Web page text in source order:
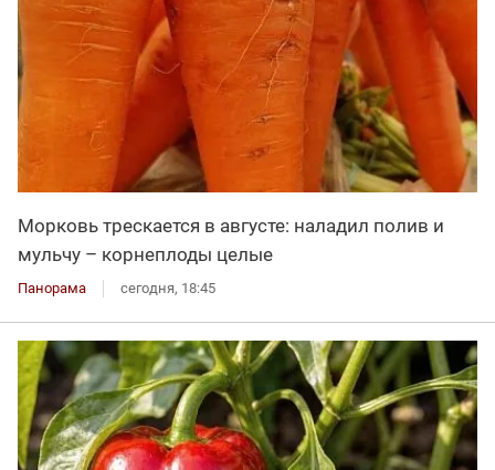
Морковь трескается в августе: наладил полив и
мульчу – корнеплоды целые
Панорама сегодня, 18:45